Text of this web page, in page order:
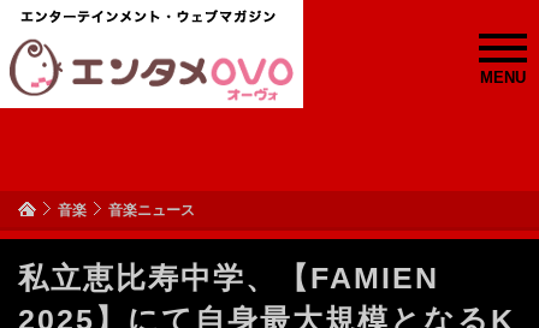
MENU
音楽 音楽ニュース
私立恵比寿中学、【FAMIEN
2025】にて自身最大規模となるK